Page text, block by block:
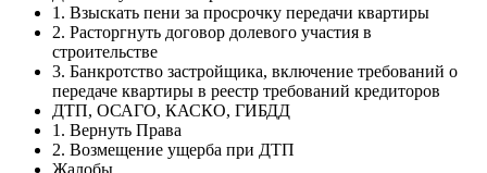
1. Взыскать пени за просрочку передачи квартиры
2. Расторгнуть договор долевого участия в
строительстве
3. Банкротство застройщика, включение требований о
передаче квартиры в реестр требований кредиторов
ДТП, ОСАГО, КАСКО, ГИБДД
1. Вернуть Права
2. Возмещение ущерба при ДТП
Жалобы